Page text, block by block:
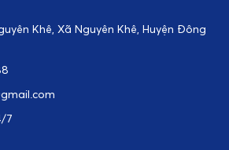
Khê, Xã Nguyên Khê, Huyện Đông
7